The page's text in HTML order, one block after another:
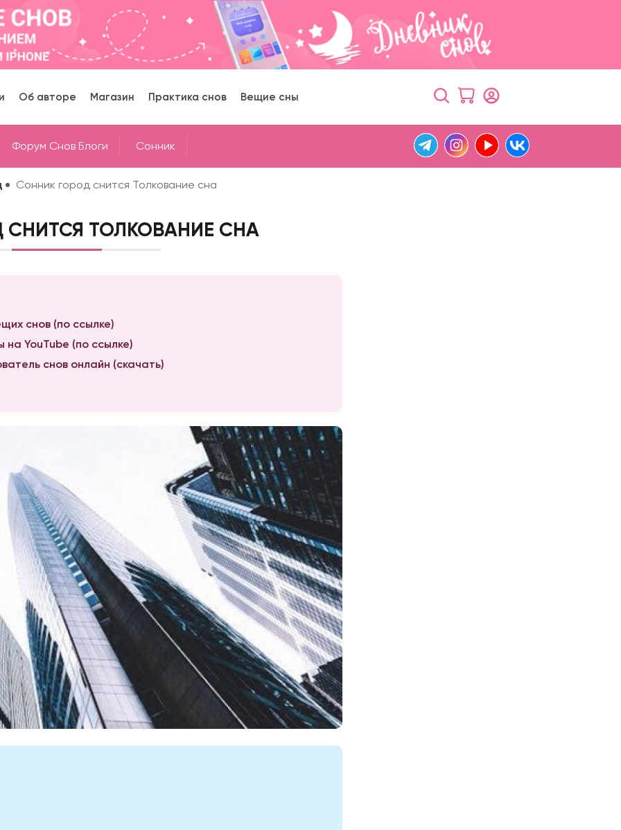
Об авторе Магазин Практика снов Вещие сны
Форум Снов Блоги Cонник
Сонник город снится Толкование сна
ТОЛКОВАНИЕ СНА
снов (по ссылке)
YouTube (по ссылке)
снов онлайн (скачать)